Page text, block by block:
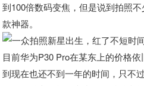
到100倍数码变焦，但是说到拍照
款神器。
目前华为P30 Pro在某东上的价格
到现在也还不到一年的时间，只不